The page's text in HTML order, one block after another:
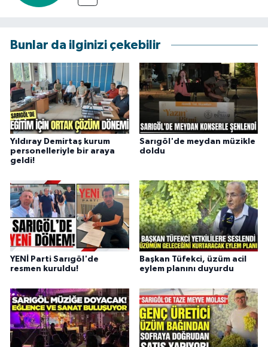
Bunlar da ilginizi çekebilir
Yıldıray Demirtaş kurum
personelleriyle bir araya
geldi!
Sarıgöl'de meydan müzikle
doldu
YENİ Parti Sarıgöl'de
resmen kuruldu!
Başkan Tüfekci, üzüm acil
eylem planını duyurdu